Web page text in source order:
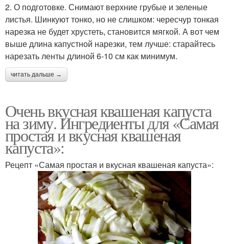
2. О подготовке. Снимают верхние грубые и зеленые
листья. Шинкуют тонко, но не слишком: чересчур тонкая
нарезка не будет хрустеть, становится мягкой. А вот чем
выше длина капустной нарезки, тем лучше: старайтесь
нарезать ленты длиной 6-10 см как минимум.
читать дальше →
Очень вкусная квашеная капуста
на зиму. Ингредиенты для «Самая
простая и вкусная квашеная
капуста»:
Рецепт «Самая простая и вкусная квашеная капуста»: